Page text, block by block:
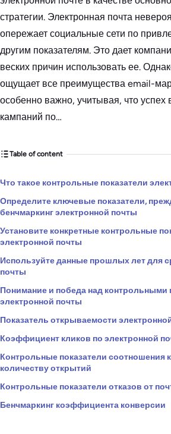
стратегии. Электронная почта
опережает социальные сети по
другим показателям. Это дает
веских причин использовать ее.
ощущает все преимущества email-
особенно важно, учитывая, что успех
кампаний по…
Table of content
Что такое контрольные показатели
Определите ключевые показатели,
бенчмаркинг электронной почты
Установите конкретные контрольные
электронной почты
Используйте данные прошлых лет для
почты
Понимание и победа над контрольными
электронной почты
Показатель открываемости
Коэффициент кликов по электронной
Контрольные показатели соотношения
количеству открытий
Контрольные показатели отказов от
Бенчмаркинг коэффициента конверсии